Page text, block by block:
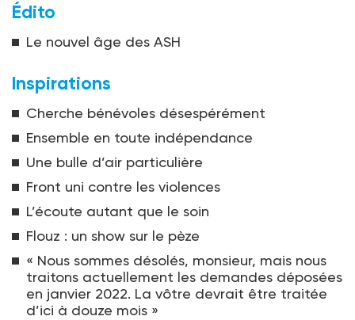
Édito
Le nouvel âge des ASH
Inspirations
Cherche bénévoles désespérément
Ensemble en toute indépendance
Une bulle d’air particulière
Front uni contre les violences
L’écoute autant que le soin
Flouz : un show sur le pèze
« Nous sommes désolés, monsieur, mais nous
traitons actuellement les demandes déposées
en janvier 2022. La vôtre devrait être traitée
d’ici à douze mois »